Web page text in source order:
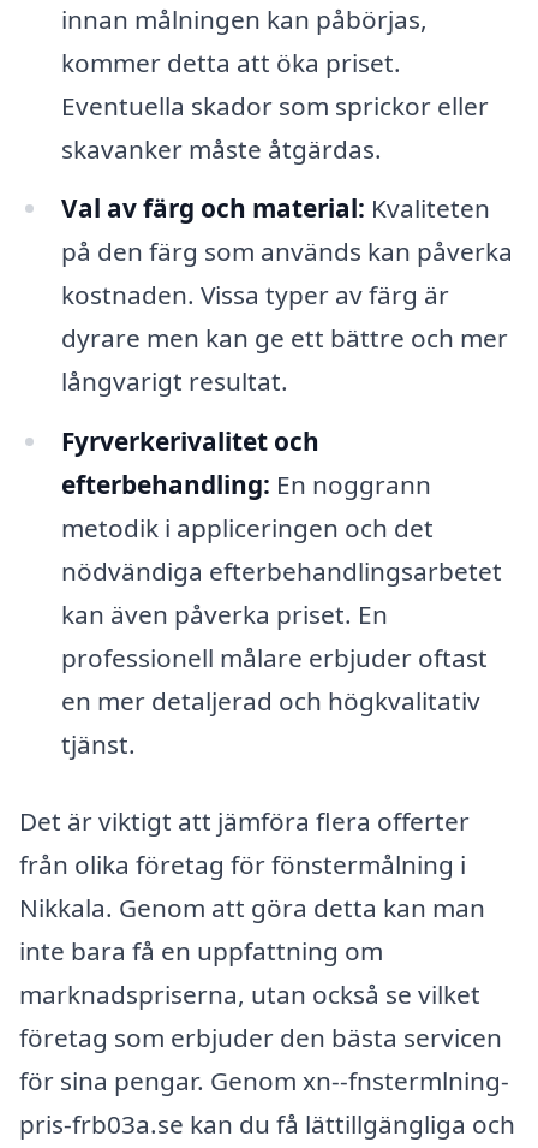
innan målningen kan påbörjas,
kommer detta att öka priset.
Eventuella skador som sprickor eller
skavanker måste åtgärdas.
Val av färg och material: Kvaliteten
på den färg som används kan påverka
kostnaden. Vissa typer av färg är
dyrare men kan ge ett bättre och mer
långvarigt resultat.
Fyrverkerivalitet och
efterbehandling: En noggrann
metodik i appliceringen och det
nödvändiga efterbehandlingsarbetet
kan även påverka priset. En
professionell målare erbjuder oftast
en mer detaljerad och högkvalitativ
tjänst.
Det är viktigt att jämföra flera offerter
från olika företag för fönstermålning i
Nikkala. Genom att göra detta kan man
inte bara få en uppfattning om
marknadspriserna, utan också se vilket
företag som erbjuder den bästa servicen
för sina pengar. Genom xn--fnstermlning-
pris-frb03a.se kan du få lättillgängliga och